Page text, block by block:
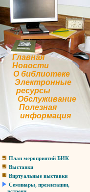
Главная
Новости
О библиотеке
Электронные
ресурсы
Обслуживание
Полезная
информация
План мероприятий БИК
Выставки
Виртуальные выставки
Семинары, презентации,